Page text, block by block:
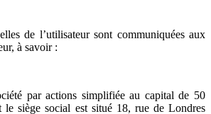
de l’utilisateur sont communiquées aux
à savoir :
par actions simplifiée au capital de 50
le siège social est situé 18, rue de Londres